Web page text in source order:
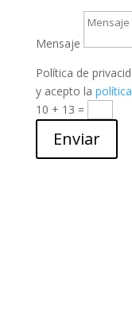
Mensaje
Política de
y acepto la
10 + 13 =
Enviar